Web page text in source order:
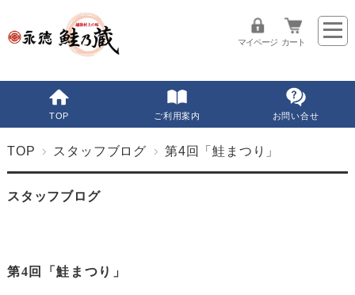
マイページ カート
TOP ご利用案内 お問い合せ
TOP スタッフブログ 第4回「鮭まつり」
スタッフブログ
第4回「鮭まつり」